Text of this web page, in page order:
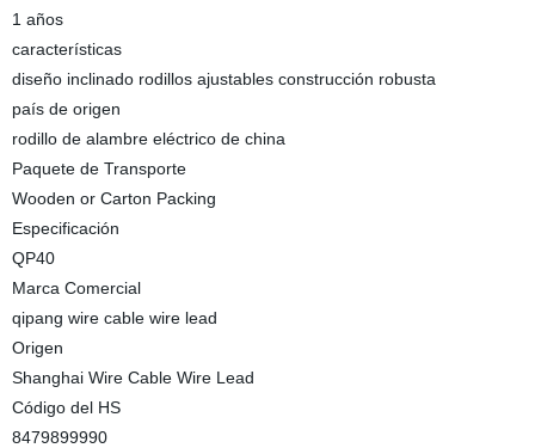
1 años
características
diseño inclinado rodillos ajustables construcción robusta
país de origen
rodillo de alambre eléctrico de china
Paquete de Transporte
Wooden or Carton Packing
Especificación
QP40
Marca Comercial
qipang wire cable wire lead
Origen
Shanghai Wire Cable Wire Lead
Código del HS
8479899990